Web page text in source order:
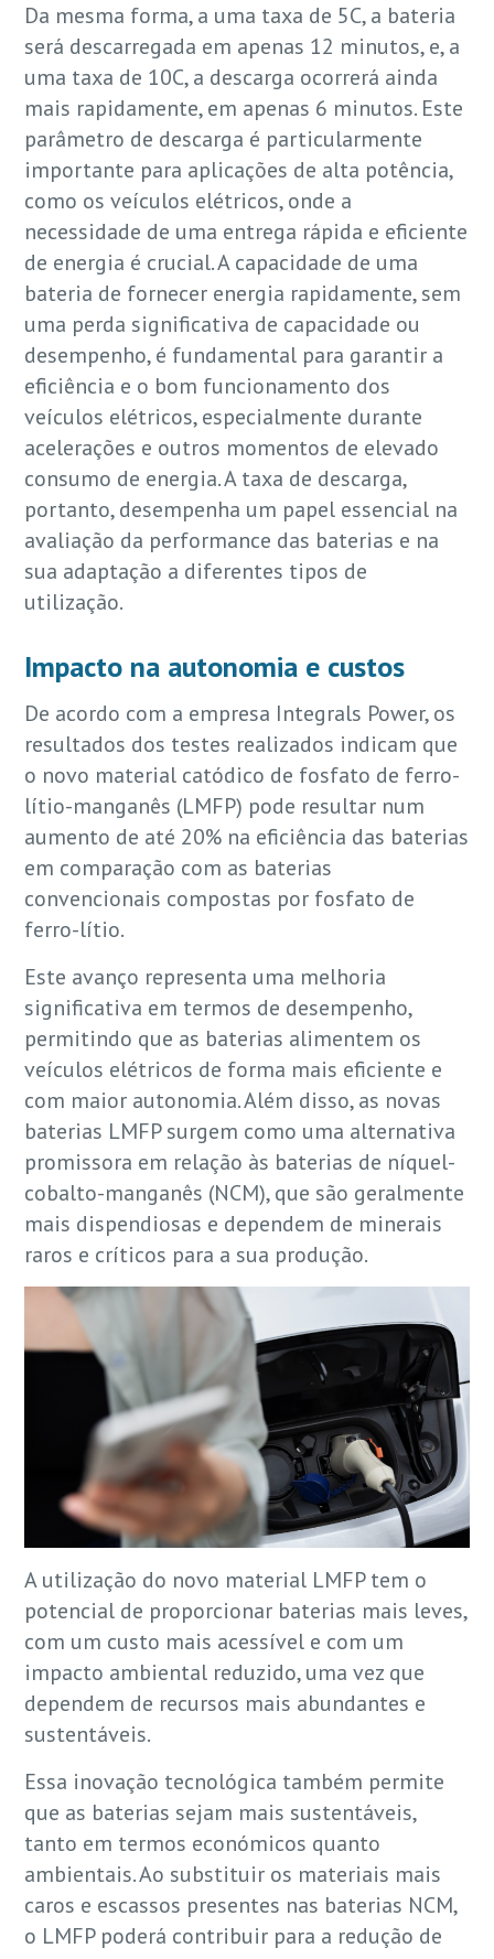
Da mesma forma, a uma taxa de 5C, a bateria
será descarregada em apenas 12 minutos, e, a
uma taxa de 10C, a descarga ocorrerá ainda
mais rapidamente, em apenas 6 minutos. Este
parâmetro de descarga é particularmente
importante para aplicações de alta potência,
como os veículos elétricos, onde a
necessidade de uma entrega rápida e eficiente
de energia é crucial. A capacidade de uma
bateria de fornecer energia rapidamente, sem
uma perda significativa de capacidade ou
desempenho, é fundamental para garantir a
eficiência e o bom funcionamento dos
veículos elétricos, especialmente durante
acelerações e outros momentos de elevado
consumo de energia. A taxa de descarga,
portanto, desempenha um papel essencial na
avaliação da performance das baterias e na
sua adaptação a diferentes tipos de
utilização.
Impacto na autonomia e custos
De acordo com a empresa Integrals Power, os
resultados dos testes realizados indicam que
o novo material catódico de fosfato de ferro-
lítio-manganês (LMFP) pode resultar num
aumento de até 20% na eficiência das baterias
em comparação com as baterias
convencionais compostas por fosfato de
ferro-lítio.
Este avanço representa uma melhoria
significativa em termos de desempenho,
permitindo que as baterias alimentem os
veículos elétricos de forma mais eficiente e
com maior autonomia. Além disso, as novas
baterias LMFP surgem como uma alternativa
promissora em relação às baterias de níquel-
cobalto-manganês (NCM), que são geralmente
mais dispendiosas e dependem de minerais
raros e críticos para a sua produção.
A utilização do novo material LMFP tem o
potencial de proporcionar baterias mais leves,
com um custo mais acessível e com um
impacto ambiental reduzido, uma vez que
dependem de recursos mais abundantes e
sustentáveis.
Essa inovação tecnológica também permite
que as baterias sejam mais sustentáveis,
tanto em termos económicos quanto
ambientais. Ao substituir os materiais mais
caros e escassos presentes nas baterias NCM,
o LMFP poderá contribuir para a redução de